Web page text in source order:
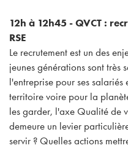
12h à 12h45 - QVCT :
RSE
Le recrutement est un des
jeunes générations sont très
l'entreprise pour ses
territoire voire pour la
les garder, l'axe Qualité de
demeure un levier
servir ? Quelles actions